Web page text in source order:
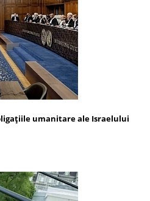
umanitare ale Israelului